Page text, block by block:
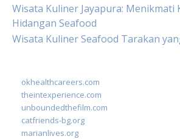
Wisata Kuliner Jayapura: Menikmati
Hidangan Seafood
Wisata Kuliner Seafood Tarakan
okhealthcareers.com
theintexperience.com
unboundedthefilm.com
catfriends-bg.org
marianlives.org